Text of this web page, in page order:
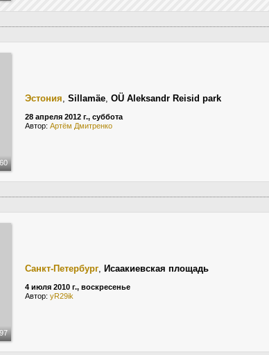
Эстония, Sillamäe, OÜ Aleksandr Reisid park
28 апреля 2012 г., суббота
Автор: Артём Дмитренко
Санкт-Петербург, Исаакиевская площадь
4 июля 2010 г., воскресенье
Автор: yR29ik